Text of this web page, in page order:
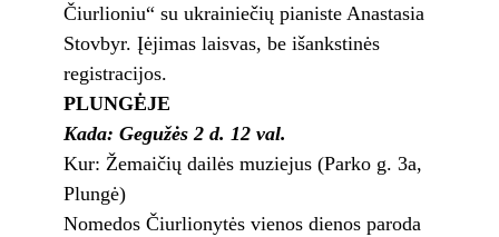
Čiurlioniu“ su ukrainiečių pianiste Anastasia
Stovbyr. Įėjimas laisvas, be išankstinės
registracijos.
PLUNGĖJE
Kada: Gegužės 2 d. 12 val.
Kur: Žemaičių dailės muziejus (Parko g. 3a,
Plungė)
Nomedos Čiurlionytės vienos dienos paroda